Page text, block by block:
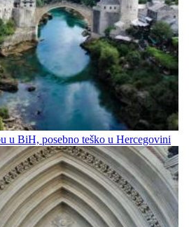
u BiH, posebno teško u Hercegovini